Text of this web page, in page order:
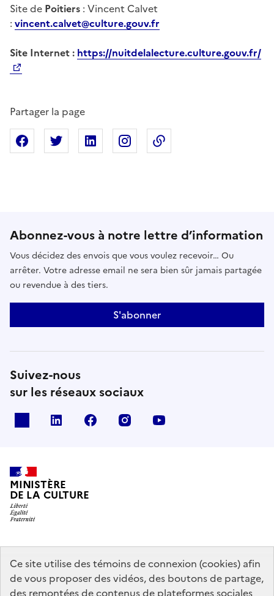
Ce site utilise des témoins de connexion (cookies) afin
de vous proposer des vidéos, des boutons de partage,
des remontées de contenus de plateformes sociales
Site de Poitiers : Vincent Calvet
: vincent.calvet@culture.gouv.fr
Site Internet : https://nuitdelalecture.culture.gouv.fr/
Partager la page
Partager sur Facebook
Partager sur XPartager sur Linkedin
Partager sur Instagram
Abonnez-vous à notre lettre d’information
Vous décidez des envois que vous voulez recevoir… Ou
arrêter. Votre adresse email ne sera bien sûr jamais partagée
ou revendue à des tiers.
S'abonner
Suivez-nous
sur les réseaux sociaux
linkedin facebook instagram
MINISTÈRE
DE LA CULTURE
data.gouv.fr legifrance.gouv.fr
info.gouv.fr
service-public.gouv.fr